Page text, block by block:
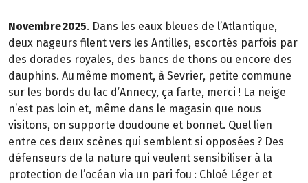
Novembre 2025. Dans les eaux bleues de l’Atlantique,
deux nageurs filent vers les Antilles, escortés parfois par
des dorades royales, des bancs de thons ou encore des
dauphins. Au même moment, à Sevrier, petite commune
sur les bords du lac d’Annecy, ça farte, merci ! La neige
n’est pas loin et, même dans le magasin que nous
visitons, on supporte doudoune et bonnet. Quel lien
entre ces deux scènes qui semblent si opposées ? Des
défenseurs de la nature qui veulent sensibiliser à la
protection de l’océan via un pari fou : Chloé Léger et